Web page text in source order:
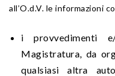
all’O.d.V. le informazioni
i provvedimenti
Magistratura, da
qualsiasi altra